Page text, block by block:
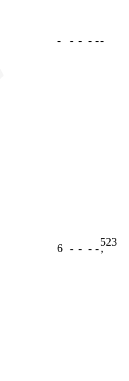
- - - - --
6 - - - -
523
ʼ